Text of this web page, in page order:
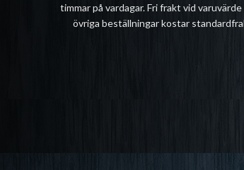
timmar på vardagar. Fri frakt vid
övriga beställningar kostar